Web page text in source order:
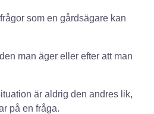
som en gårdsägare kan
man äger eller efter att man
är aldrig den andres lik,
på en fråga.